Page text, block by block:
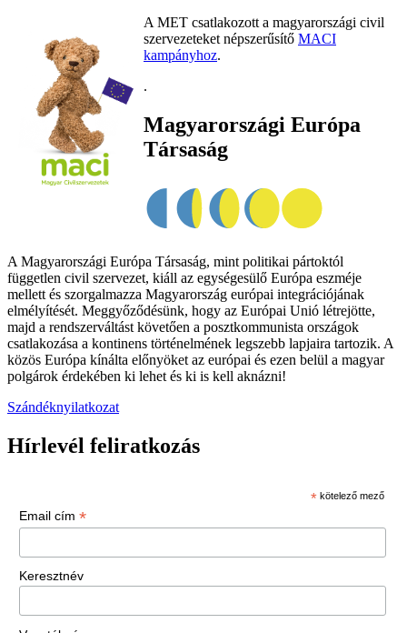
A MET csatlakozott a magyarországi civil
szervezeteket népszerűsítő MACI
kampányhoz.
.
Magyarországi Európa
Társaság
A Magyarországi Európa Társaság, mint politikai pártoktól
független civil szervezet, kiáll az egységesülő Európa eszméje
mellett és szorgalmazza Magyarország európai integrációjának
elmélyítését. Meggyőződésünk, hogy az Európai Unió létrejötte,
majd a rendszerváltást követően a posztkommunista országok
csatlakozása a kontinens történelmének legszebb lapjaira tartozik. A
közös Európa kínálta előnyöket az európai és ezen belül a magyar
polgárok érdekében ki lehet és ki is kell aknázni!
Szándéknyilatkozat
Hírlevél feliratkozás
* kötelező mező
Email cím *
Keresztnév